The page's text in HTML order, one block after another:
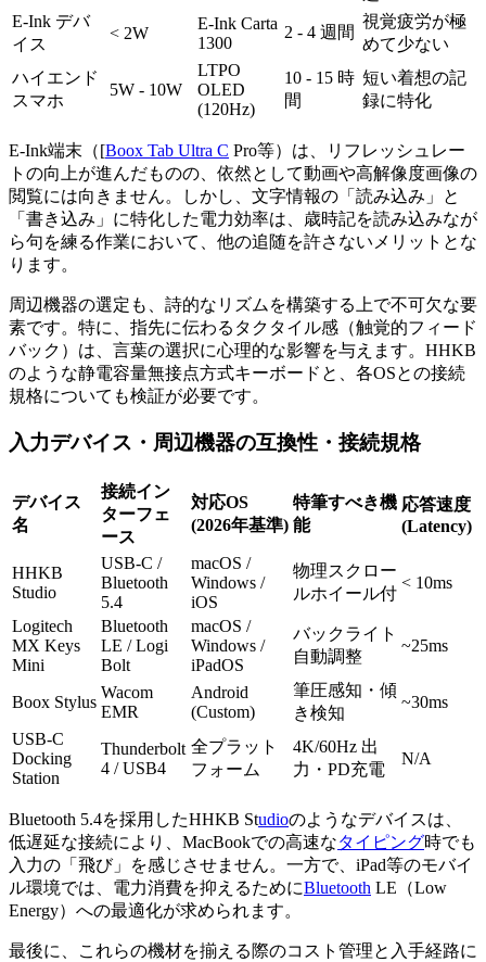
E-Ink デバ
イス
< 2W
E-Ink Carta
1300
2 - 4 週間
視覚疲労が極
めて少ない
ハイエンド
スマホ
5W - 10W
LTPO
OLED
(120Hz)
10 - 15 時
間
短い着想の記
録に特化
E-Ink端末（[Boox Tab Ultra C Pro等）は、リフレッシュレー
トの向上が進んだものの、依然として動画や高解像度画像の
閲覧には向きません。しかし、文字情報の「読み込み」と
「書き込み」に特化した電力効率は、歳時記を読み込みなが
ら句を練る作業において、他の追随を許さないメリットとな
ります。
周辺機器の選定も、詩的なリズムを構築する上で不可欠な要
素です。特に、指先に伝わるタクタイル感（触覚的フィード
バック）は、言葉の選択に心理的な影響を与えます。HHKB
のような静電容量無接点方式キーボードと、各OSとの接続
規格についても検証が必要です。
入力デバイス・周辺機器の互換性・接続規格
デバイス
名
接続イン
ターフェ
ース
対応OS
(2026年基準)
特筆すべき機
能
応答速度
(Latency)
HHKB
Studio
USB-C /
Bluetooth
5.4
macOS /
Windows /
iOS
物理スクロー
ルホイール付
< 10ms
Logitech
MX Keys
Mini
Bluetooth
LE / Logi
Bolt
macOS /
Windows /
iPadOS
バックライト
自動調整
~25ms
Boox Stylus
Wacom
EMR
Android
(Custom)
筆圧感知・傾
き検知
~30ms
USB-C
Docking
Station
Thunderbolt
4 / USB4
全プラット
フォーム
4K/60Hz 出
力・PD充電
N/A
Bluetooth 5.4を採用したHHKB Studioのようなデバイスは、
低遅延な接続により、MacBookでの高速なタイピング時でも
入力の「飛び」を感じさせません。一方で、iPad等のモバイ
ル環境では、電力消費を抑えるためにBluetooth LE（Low
Energy）への最適化が求められます。
最後に、これらの機材を揃える際のコスト管理と入手経路に